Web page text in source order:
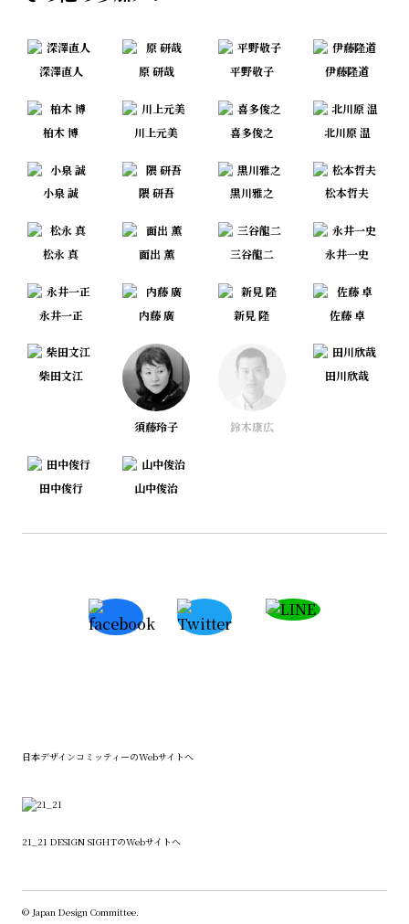
深澤直人 原 研哉 平野敬子 伊藤隆道
柏木 博 川上元美 喜多俊之 北川原 温
小泉 誠 隈 研吾 黒川雅之 松本哲夫
松永 真 面出 薫 三谷龍二 永井一史
永井一正 内藤 廣 新見 隆 佐藤 卓
柴田文江
須藤玲子 鈴木康広
田川欣哉
田中俊行 山中俊治
日本デザインコミッティーのWebサイトへ
21_21 DESIGN SIGHTのWebサイトへ
© Japan Design Committee.